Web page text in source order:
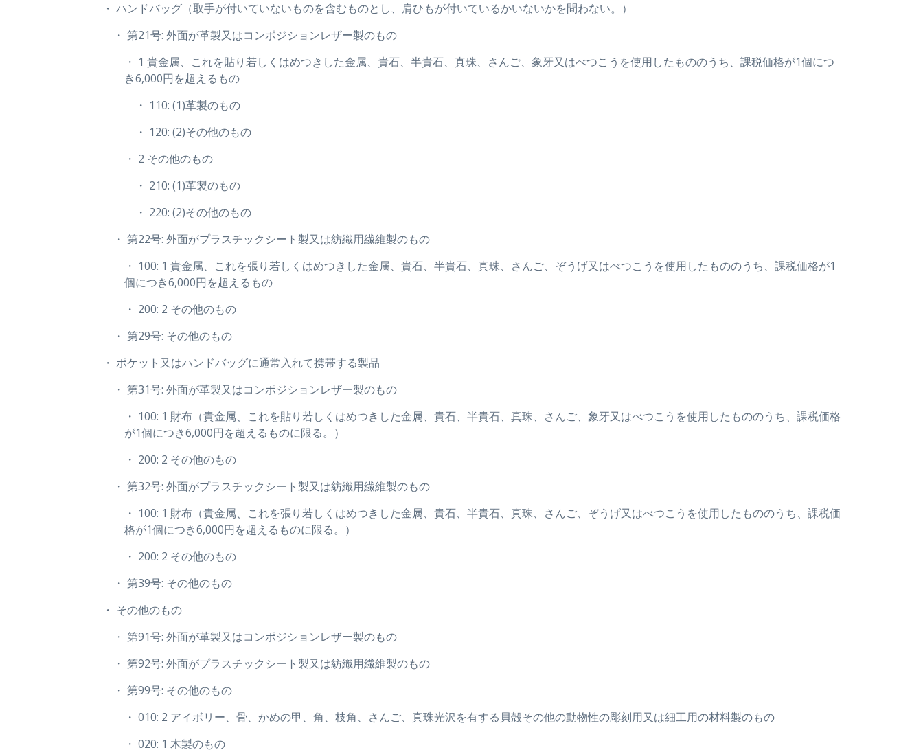
・ ハンドバッグ（取手が付いていないものを含むものとし、肩ひもが付いているかいないかを問わない。）
・ 第21号: 外面が革製又はコンポジションレザー製のもの
・ 1 貴金属、これを貼り若しくはめつきした金属、貴石、半貴石、真珠、さんご、象牙又はべつこうを使用したもののうち、課税価格が1個につ
き6,000円を超えるもの
・ 110: (1)革製のもの
・ 120: (2)その他のもの
・ 2 その他のもの
・ 210: (1)革製のもの
・ 220: (2)その他のもの
・ 第22号: 外面がプラスチックシート製又は紡織用繊維製のもの
・ 100: 1 貴金属、これを張り若しくはめつきした金属、貴石、半貴石、真珠、さんご、ぞうげ又はべつこうを使用したもののうち、課税価格が1
個につき6,000円を超えるもの
・ 200: 2 その他のもの
・ 第29号: その他のもの
・ ポケット又はハンドバッグに通常入れて携帯する製品
・ 第31号: 外面が革製又はコンポジションレザー製のもの
・ 100: 1 財布（貴金属、これを貼り若しくはめつきした金属、貴石、半貴石、真珠、さんご、象牙又はべつこうを使用したもののうち、課税価格
が1個につき6,000円を超えるものに限る。）
・ 200: 2 その他のもの
・ 第32号: 外面がプラスチックシート製又は紡織用繊維製のもの
・ 100: 1 財布（貴金属、これを張り若しくはめつきした金属、貴石、半貴石、真珠、さんご、ぞうげ又はべつこうを使用したもののうち、課税価
格が1個につき6,000円を超えるものに限る。）
・ 200: 2 その他のもの
・ 第39号: その他のもの
・ その他のもの
・ 第91号: 外面が革製又はコンポジションレザー製のもの
・ 第92号: 外面がプラスチックシート製又は紡織用繊維製のもの
・ 第99号: その他のもの
・ 010: 2 アイボリー、骨、かめの甲、角、枝角、さんご、真珠光沢を有する貝殻その他の動物性の彫刻用又は細工用の材料製のもの
・ 020: 1 木製のもの